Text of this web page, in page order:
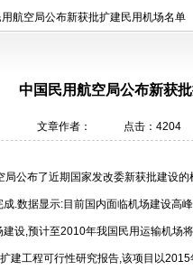
航空局公布新获批扩建民用机场名单
中国民用航空局公布新获
文章作者： 点击：
布了近期国家发改委新获批建设的
.数据显示:目前国内面临机场建设高
设,预计至2010年我国民用运输机场
工程可行性研究报告,该项目以2015